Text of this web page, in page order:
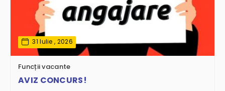
31 Iulie , 2026
Funcții vacante
AVIZ CONCURS!